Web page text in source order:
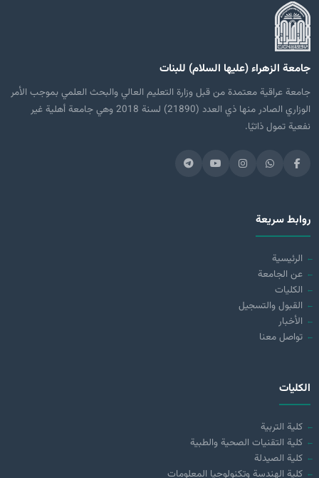
جامعة الزهراء (عليها السلام) للبنات
جامعة عراقية معتمدة من قبل وزارة التعليم العالي والبحث العلمي بموجب الأمر
الوزاري الصادر منها ذي العدد (21890) لسنة 2018 وهي جامعة أهلية غير
نفعية تمول ذاتيًا.
روابط سريعة
الرئيسية
عن الجامعة
الكليات
القبول والتسجيل
الأخبار
تواصل معنا
الكليات
كلية التربية
كلية التقنيات الصحية والطبية
كلية الصيدلة
كلية الهندسة وتكنولوجيا المعلومات